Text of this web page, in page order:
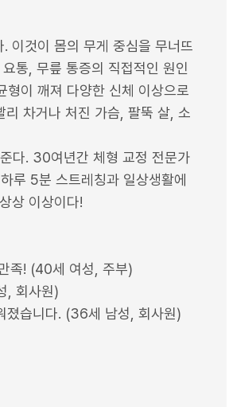
이것이 몸의 무게 중심을 무너뜨
통, 무릎 통증의 직접적인 원인
형이 깨져 다양한 신체 이상으로
차거나 처진 가슴, 팔뚝 살, 소
다. 30여년간 체형 교정 전문가
루 5분 스트레칭과 일상생활에
상 이상이다!
족! (40세 여성, 주부)
, 회사원)
졌습니다. (36세 남성, 회사원)